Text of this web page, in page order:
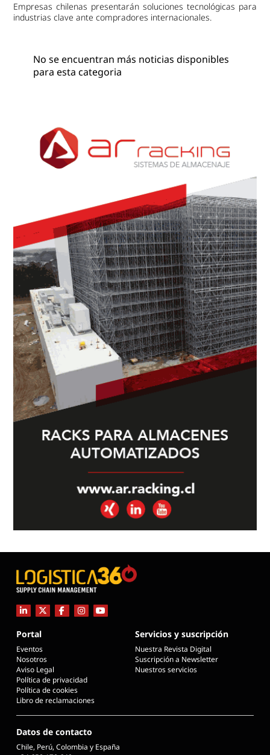
Empresas chilenas presentarán soluciones tecnológicas para
industrias clave ante compradores internacionales.
No se encuentran más noticias disponibles
para esta categoria
Portal
Eventos
Nosotros
Aviso Legal
Política de privacidad
Política de cookies
Libro de reclamaciones
Servicios y suscripción
Nuestra Revista Digital
Suscripción a Newsletter
Nuestros servicios
Datos de contacto
Chile, Perú, Colombia y España